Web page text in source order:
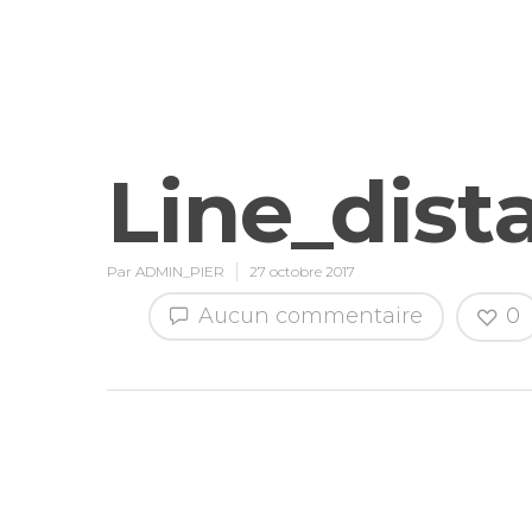
Par ADMIN_PIER 27 octobre 2017
Aucun commentaire 0